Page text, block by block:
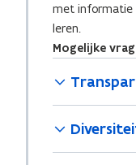
met informatie
leren.
Mogelijke